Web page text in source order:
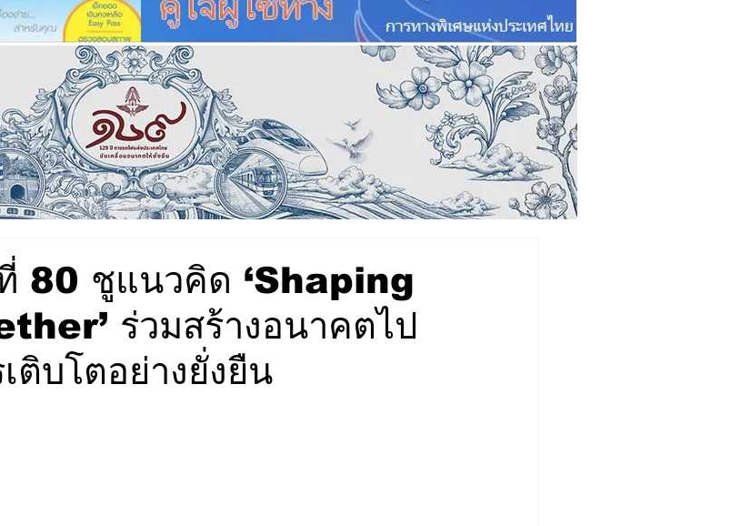
80 ชูแนวคิด ‘Shaping
ร่วมสร้างอนาคตไป
ติบโตอย่างยั่งยืน